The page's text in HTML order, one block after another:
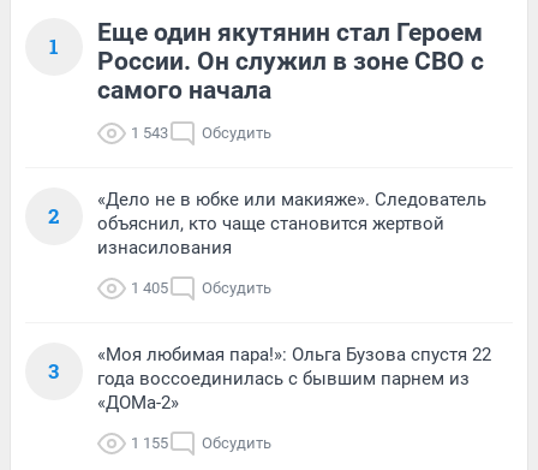
1
Еще один якутянин стал Героем
России. Он служил в зоне СВО с
самого начала
1 543 Обсудить
2
«Дело не в юбке или макияже». Следователь
объяснил, кто чаще становится жертвой
изнасилования
1 405 Обсудить
3
«Моя любимая пара!»: Ольга Бузова спустя 22
года воссоединилась с бывшим парнем из
«ДОМа-2»
1 155 Обсудить